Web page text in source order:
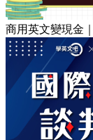
商用英文變現金